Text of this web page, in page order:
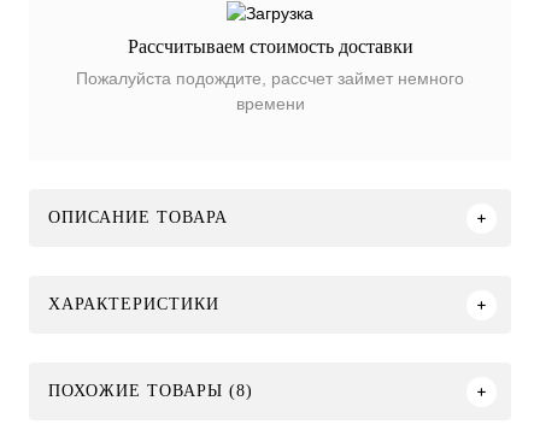
Рассчитываем стоимость доставки
Пожалуйста подождите, рассчет займет немного
времени
ОПИСАНИЕ ТОВАРА
ХАРАКТЕРИСТИКИ
ПОХОЖИЕ ТОВАРЫ (8)